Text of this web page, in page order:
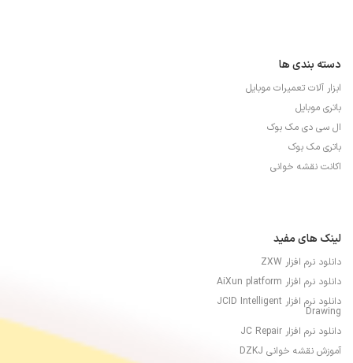
دسته بندی ها
ابزار آلات تعمیرات موبایل
باتری موبایل
ال سی دی مک بوک
باتری مک بوک
اکانت نقشه خوانی
لینک های مفید
دانلود نرم افزار ZXW
دانلود نرم افزار AiXun platform
دانلود نرم افزار JCID Intelligent
Drawing
دانلود نرم افزار JC Repair
آموزش نقشه خوانی DZKJ